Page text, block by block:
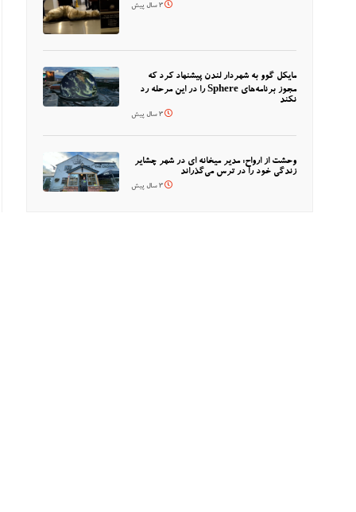
3 سال پیش
مایکل گوو به شهردار لندن پیشنهاد کرد که
مجوز برنامه‌های Sphere را در این مرحله رد
نکند
3 سال پیش
وحشت از ارواح: مدیر میخانه ای در شهر چشایر
زندگی خود را در ترس می‌گذراند
3 سال پیش